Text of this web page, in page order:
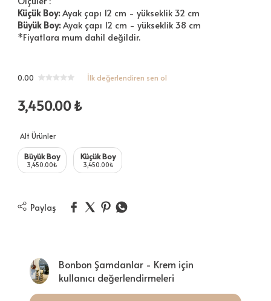
Küçük Boy:Ayak çapı 12 cm - yükseklik 32 cm
Büyük Boy:Ayak çapı 12 cm - yükseklik 38 cm
*Fiyatlara mum dahil değildir.
0.00 İlk değerlendiren sen ol
3,450.00₺
Alt Ürünler
Büyük Boy
3,450.00₺
Küçük Boy
3,450.00₺
Paylaş
Bonbon Şamdanlar - Krem için
kullanıcı değerlendirmeleri